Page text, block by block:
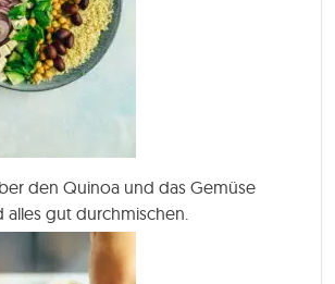
den Quinoa und das Gemüse
gut durchmischen.